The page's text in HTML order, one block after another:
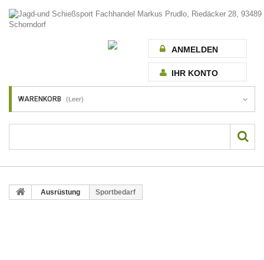
ANMELDEN
IHR KONTO
WARENKORB (Leer)
Ausrüstung Sportbedarf